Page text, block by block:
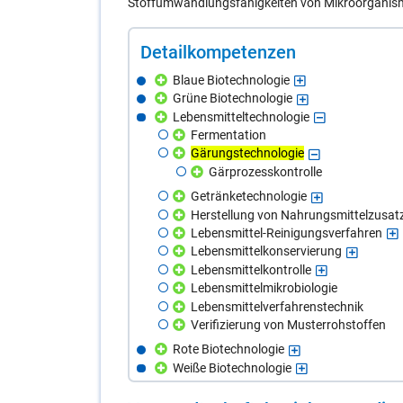
De­tail­kom­pe­ten­zen
Blaue Biotechnologie
Grüne Biotechnologie
Lebensmitteltechnologie
Fermentation
Gärungstechnologie
Gärprozesskontrolle
Getränketechnologie
Herstellung von
Lebensmittel-Reinigungsverfahren
Lebensmittelkonservierung
Lebensmittelkontrolle
Lebensmittelmikrobiologie
Lebensmittelverfahrenstechnik
Verifizierung von Musterrohstoffen
Rote Biotechnologie
Weiße Biotechnologie